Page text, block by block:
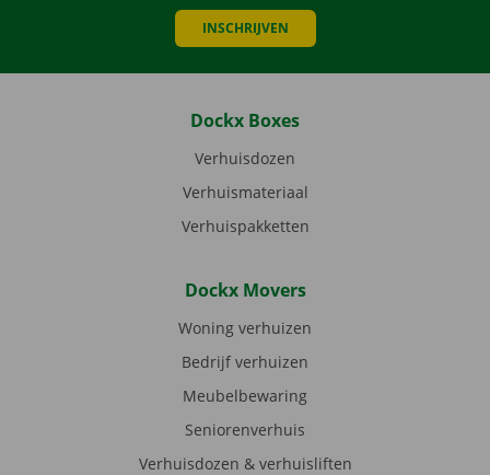
INSCHRIJVEN
Dockx Boxes
Verhuisdozen
Verhuismateriaal
Verhuispakketten
Dockx Movers
Woning verhuizen
Bedrijf verhuizen
Meubelbewaring
Seniorenverhuis
Verhuisdozen & verhuisliften